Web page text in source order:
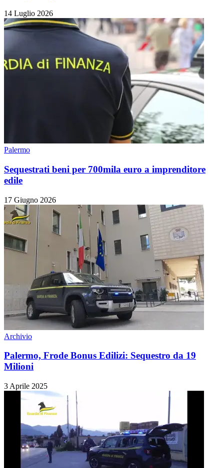
14 Luglio 2026
Palermo
Sequestrati beni per 700mila euro a imprenditore
edile
17 Giugno 2026
Archivio
Palermo, Frode Bonus Edilizi: Sequestro da 19
Milioni
3 Aprile 2025